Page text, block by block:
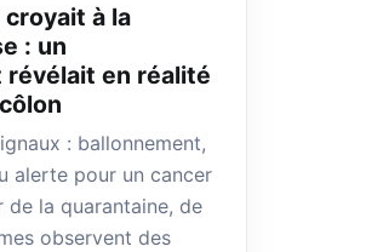
à la
: un
révélait en réalité
: ballonnement,
alerte pour un cancer
la quarantaine, de
observent des